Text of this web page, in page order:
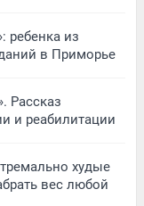
ребенка из
в Приморье
Рассказ
и реабилитации
худые
вес любой